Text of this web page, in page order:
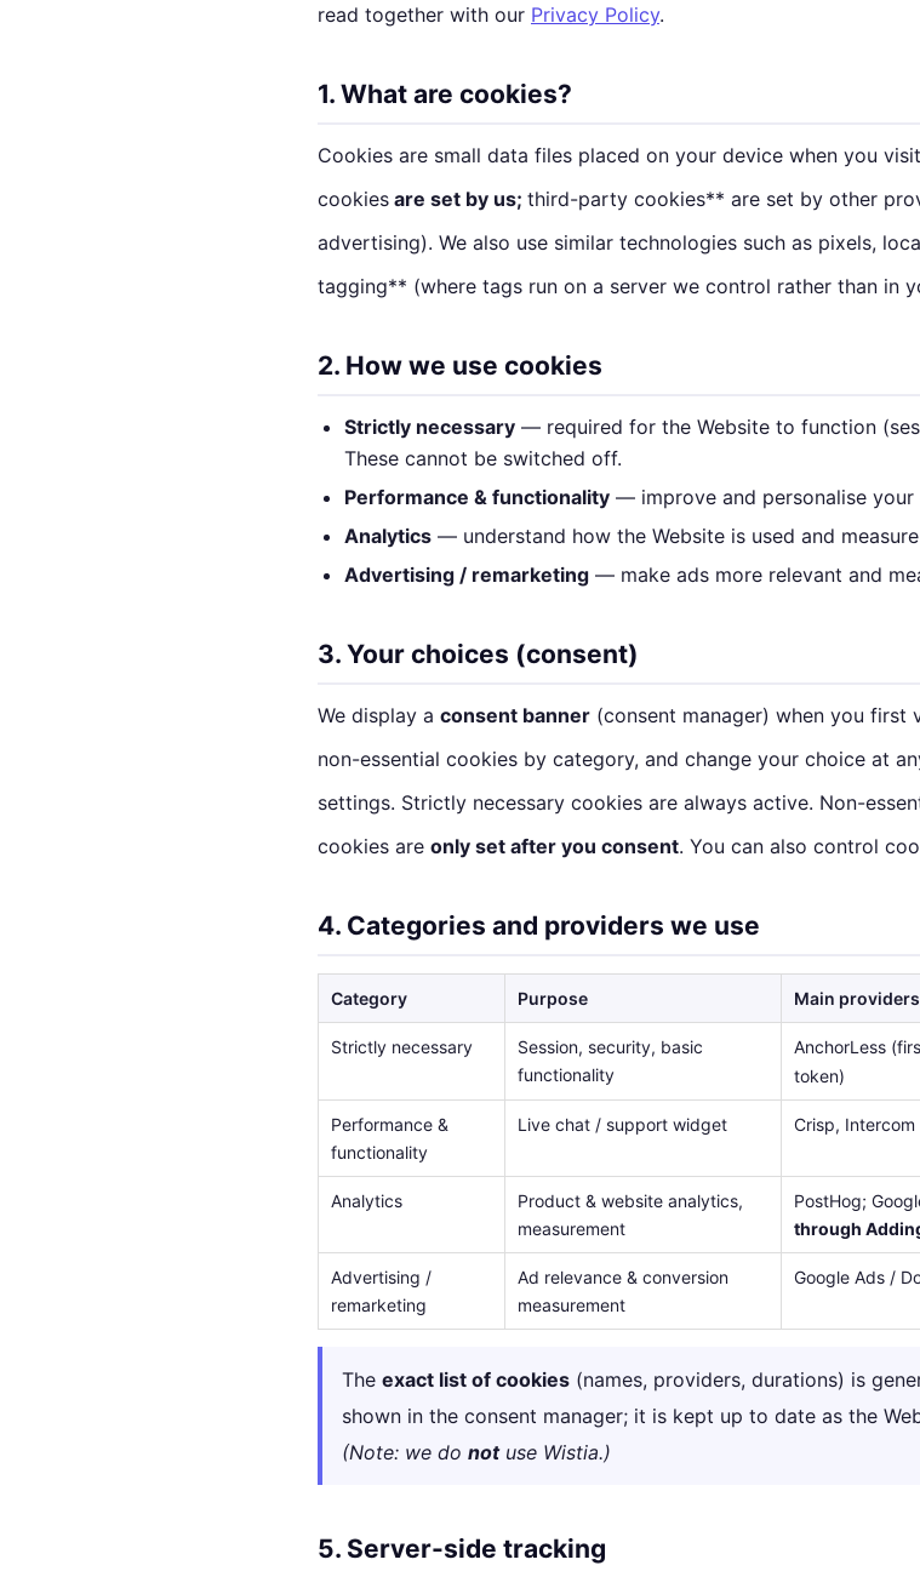
read together with our Privacy Policy.
1. What are cookies?
Cookies are small data files placed on your device when you
cookies are set by us; third-party cookies** are set by other
advertising). We also use similar technologies such as pixels,
tagging** (where tags run on a server we control rather than in
2. How we use cookies
Strictly necessary — required for the Website to function
These cannot be switched off.
Performance & functionality — improve and personalise
Analytics — understand how the Website is used and
Advertising / remarketing — make ads more relevant and
3. Your choices (consent)
We display a consent banner (consent manager) when you first
non-essential cookies by category, and change your choice at
settings. Strictly necessary cookies are always active. Non-
cookies are only set after you consent. You can also control
4. Categories and providers we use
Category Purpose Main providers
Strictly necessary
Session, security, basic
functionality
AnchorLess
token)
Performance &
functionality
Live chat / support widget Crisp, Intercom
Analytics
Product & website analytics,
measurement
PostHog;
through
Advertising /
remarketing
Ad relevance & conversion
measurement
Google Ads /
The exact list of cookies (names, providers, durations) is
shown in the consent manager; it is kept up to date as the
(Note: we do notuse Wistia.)
5. Server-side tracking